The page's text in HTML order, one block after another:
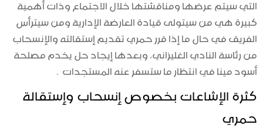
التي سيتم عرضها ومناقشتها خلال الاجتماع وذات أهمية
كبيرة هي من سيتولى قيادة العارضة الإدارية ومن سيترأس
الفريق في حال ما إذا قرر حمري تقديم إستقالته والإنسحاب
من رئاسة النادي الغليزاني، وبعدها إيجاد حل يخدم مصلحة
أسود مينا في انتظار ما ستسفر عنه المستجدات .
كثرة الإشاعات بخصوص إنسحاب وإستقالة
حمري